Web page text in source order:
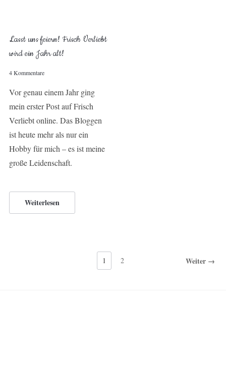
Lasst uns feiern! Frisch Verliebt
wird ein Jahr alt!
4 Kommentare
Vor genau einem Jahr ging
mein erster Post auf Frisch
Verliebt online. Das Bloggen
ist heute mehr als nur ein
Hobby für mich – es ist meine
große Leidenschaft.
Weiterlesen
1 2 Weiter →